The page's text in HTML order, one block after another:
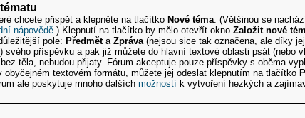
chcete přispět a klepněte na tlačítko Nové téma. (Většinou se
nápovědě.) Klepnutí na tlačítko by mělo otevřít oknoZaložit nové
pole: PředmětaZpráva(nejsou sice tak označena, ale díky
svého příspěvku a pak již můžete do hlavní textové oblasti psát (nebo
těla, nebudou přijaty. Fórum akceptuje pouze příspěvky s oběma
textovém formátu, můžete jej odeslat klepnutím na tlačítko
ale poskytuje mnoho dalšíchmožností k vytvoření hezkých a